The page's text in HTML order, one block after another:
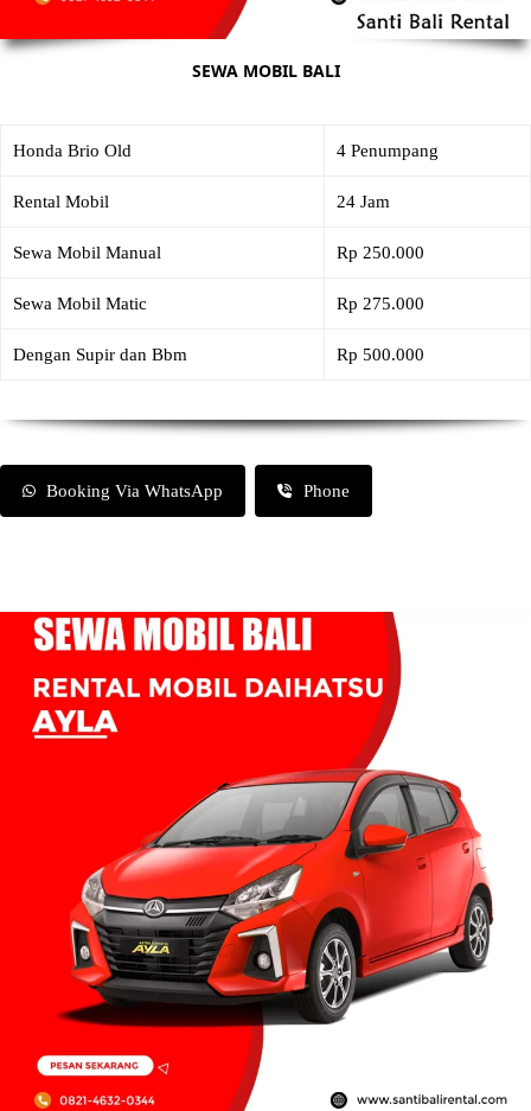
SEWA MOBIL BALI
Honda Brio Old 4 Penumpang
Rental Mobil 24 Jam
Sewa Mobil Manual Rp 250.000
Sewa Mobil Matic Rp 275.000
Dengan Supir dan Bbm Rp 500.000
Booking Via WhatsApp Phone